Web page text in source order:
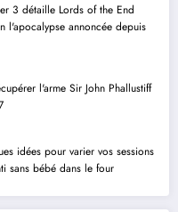
3 détaille Lords of the End
l'apocalypse annoncée depuis
l'arme Sir John Phallustiff
idées pour varier vos sessions
sans bébé dans le four